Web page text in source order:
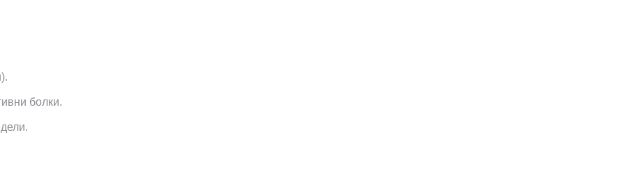
болки.